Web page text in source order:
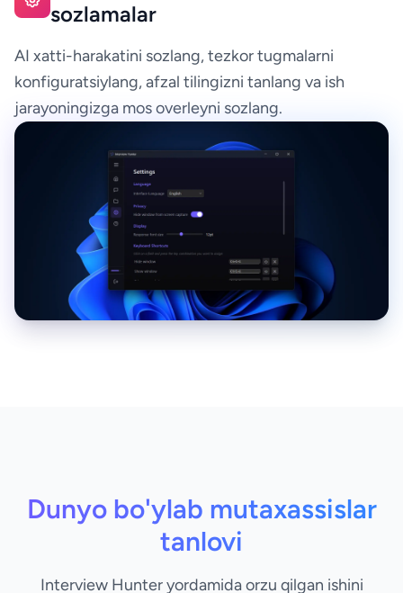
sozlamalar
AI xatti-harakatini sozlang, tezkor tugmalarni
konfiguratsiylang, afzal tilingizni tanlang va ish
jarayoningizga mos overleyni sozlang.
Dunyo bo'ylab mutaxassislar
tanlovi
Interview Hunter yordamida orzu qilgan ishini